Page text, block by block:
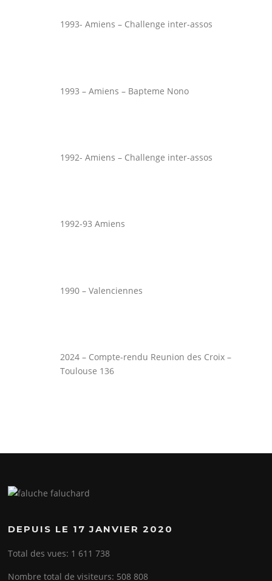
1993- Amiens – Challenge inter-assos
1993 – Amiens – Bapteme Nono
1992- Amiens – Challenge inter-assos
1992-93 Amiens
1990 – Valenciennes
2024 – Compte-rendu Reunion des Croix –
Toulouse 136
DEPUIS LE 17 JANVIER 2020
Total des vues: 1 611 738
Nombre total de visiteurs: 508 808